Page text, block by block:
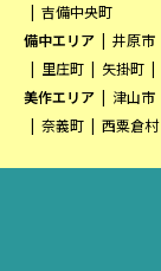
吉備中央町
備中エリア
井原市
里庄町
矢掛町
美作エリア
津山市
奈義町
西粟倉村